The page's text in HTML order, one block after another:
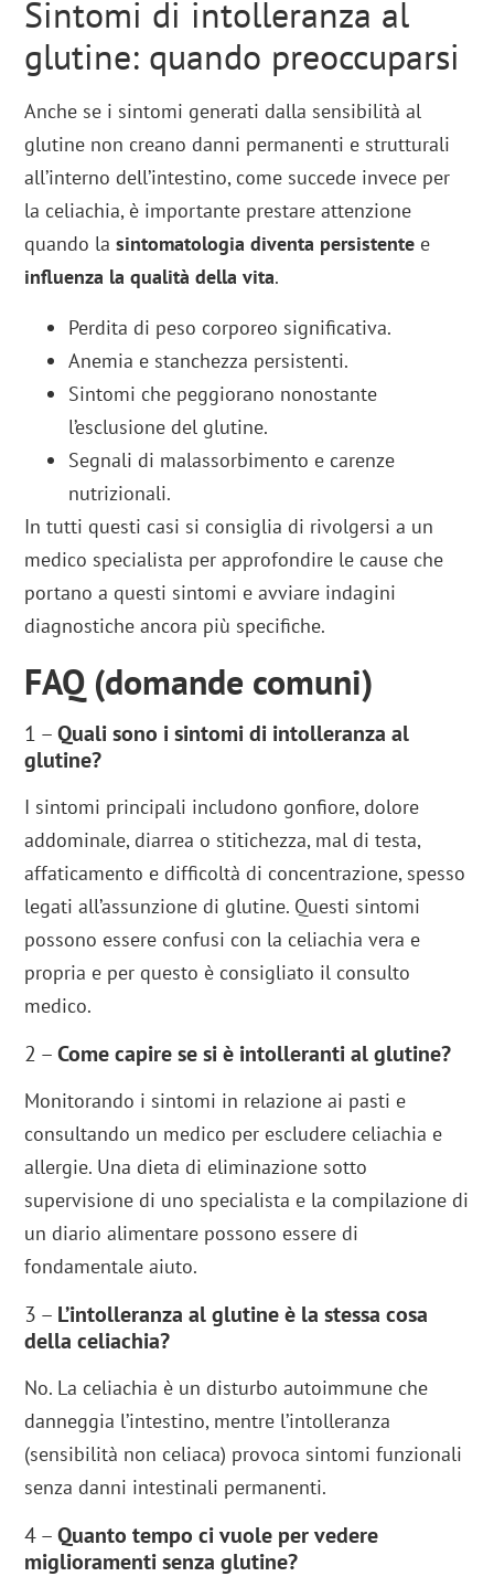
Sintomi di intolleranza al
glutine: quando preoccuparsi
Anche se i sintomi generati dalla sensibilità al
glutine non creano danni permanenti e strutturali
all’interno dell’intestino, come succede invece per
la celiachia, è importante prestare attenzione
quando lasintomatologia diventa persistente e
influenza la qualità della vita.
Perdita di peso corporeo significativa.
Anemia e stanchezza persistenti.
Sintomi che peggiorano nonostante
l’esclusione del glutine.
Segnali di malassorbimento e carenze
nutrizionali.
In tutti questi casi si consiglia di rivolgersi a un
medico specialista per approfondire le cause che
portano a questi sintomi e avviare indagini
diagnostiche ancora più specifiche.
FAQ (domande comuni)
1 –Quali sono i sintomi di intolleranza al
glutine?
I sintomi principali includono gonfiore, dolore
addominale, diarrea o stitichezza, mal di testa,
affaticamento e difficoltà di concentrazione, spesso
legati all’assunzione di glutine. Questi sintomi
possono essere confusi con la celiachia vera e
propria e per questo è consigliato il consulto
medico.
2 –Come capire se si è intolleranti al glutine?
Monitorando i sintomi in relazione ai pasti e
consultando un medico per escludere celiachia e
allergie. Una dieta di eliminazione sotto
supervisione di uno specialista e la compilazione di
un diario alimentare possono essere di
fondamentale aiuto.
3 – L’intolleranza al glutine è la stessa cosa
della celiachia?
No. La celiachia è un disturbo autoimmune che
danneggia l’intestino, mentre l’intolleranza
(sensibilità non celiaca) provoca sintomi funzionali
senza danni intestinali permanenti.
4 –Quanto tempo ci vuole per vedere
miglioramenti senza glutine?